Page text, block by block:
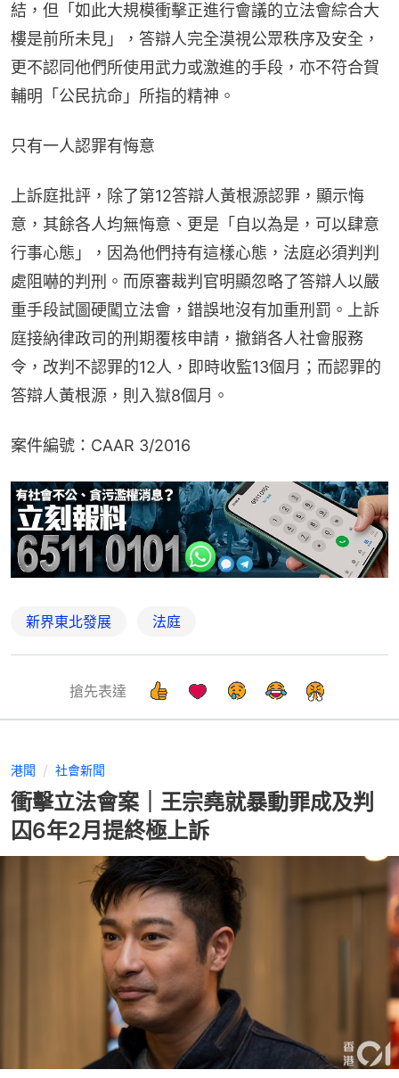
結，但「如此大規模衝擊正進行會議的立法會綜合大
樓是前所未見」，答辯人完全漠視公眾秩序及安全，
更不認同他們所使用武力或激進的手段，亦不符合賀
輔明「公民抗命」所指的精神。
只有一人認罪有悔意
上訴庭批評，除了第12答辯人黃根源認罪，顯示悔
意，其餘各人均無悔意、更是「自以為是，可以肆意
行事心態」，因為他們持有這樣心態，法庭必須判判
處阻嚇的判刑。而原審裁判官明顯忽略了答辯人以嚴
重手段試圖硬闖立法會，錯誤地沒有加重刑罰。上訴
庭接納律政司的刑期覆核申請，撤銷各人社會服務
令，改判不認罪的12人，即時收監13個月；而認罪的
答辯人黃根源，則入獄8個月。
案件編號：CAAR 3/2016
新界東北發展 法庭
搶先表達
港聞 社會新聞
衝擊立法會案｜王宗堯就暴動罪成及判
囚6年2月提終極上訴